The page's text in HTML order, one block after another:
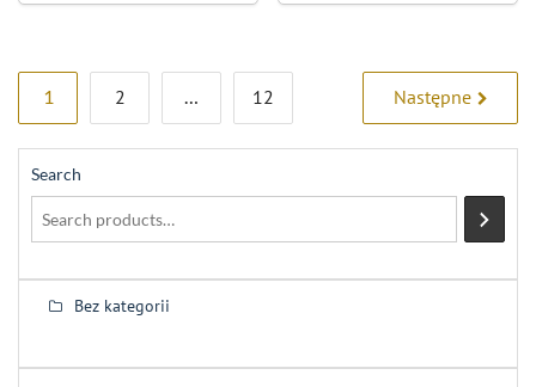
Stronicowanie
wpisów
1 2 … 12 Następne
Search
Bez kategorii